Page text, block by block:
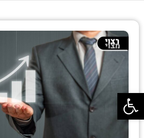
פתח סרגל נגישות